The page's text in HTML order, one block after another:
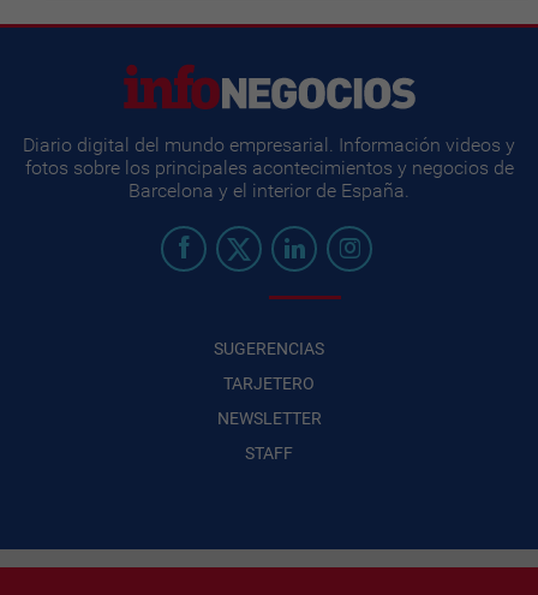
Diario digital del mundo empresarial. Información videos y
fotos sobre los principales acontecimientos y negocios de
Barcelona y el interior de España.
SUGERENCIAS
TARJETERO
NEWSLETTER
STAFF